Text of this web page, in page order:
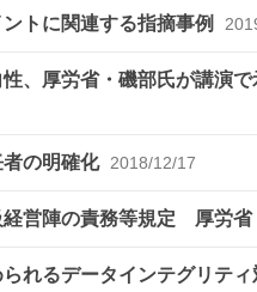
トに関連する指摘事例
、厚労省・磯部氏が講演
の明確化 2018/12/17
経営陣の責務等規定 厚労
れるデータインテグリテ